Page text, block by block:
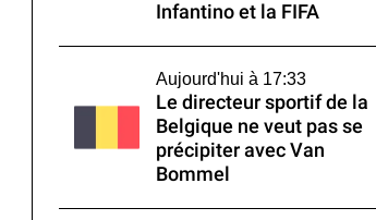
Infantino et la FIFA
Aujourd'hui à 17:33
Le directeur sportif de la
Belgique ne veut pas se
précipiter avec Van
Bommel